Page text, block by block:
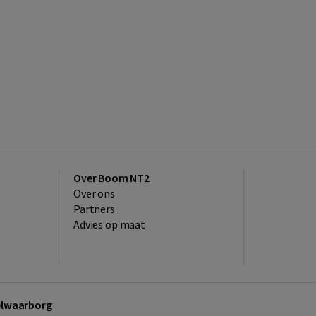
Over Boom NT2
Over ons
Partners
Advies op maat